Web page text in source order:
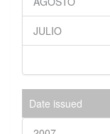
JULIO
Date issued